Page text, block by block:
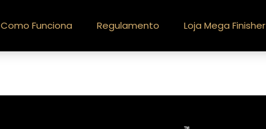
Como Funciona Regulamento Loja Mega Finisher